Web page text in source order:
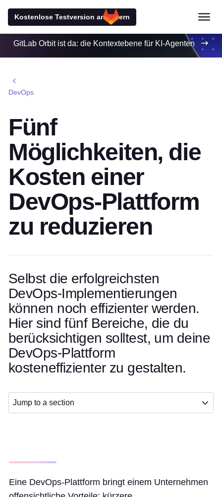
Kostenlose Testversion anfordern
GitLab Orbit ist da: die Kontextebene für KI-Agenten
DevOps
Fünf
Möglichkeiten, die
Kosten einer
DevOps-Plattform
zu reduzieren
Selbst die erfolgreichsten
DevOps-Implementierungen
können noch effizienter werden.
Hier sind fünf Bereiche, die du
berücksichtigen solltest, um deine
DevOps-Plattform
kosteneffizienter zu gestalten.
Jump to a section
Eine DevOps-Plattform bringt einem Unternehmen